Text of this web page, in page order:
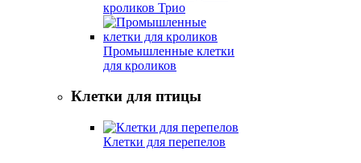
кроликов Трио
Промышленные клетки
для кроликов
Клетки для птицы
Клетки для перепелов